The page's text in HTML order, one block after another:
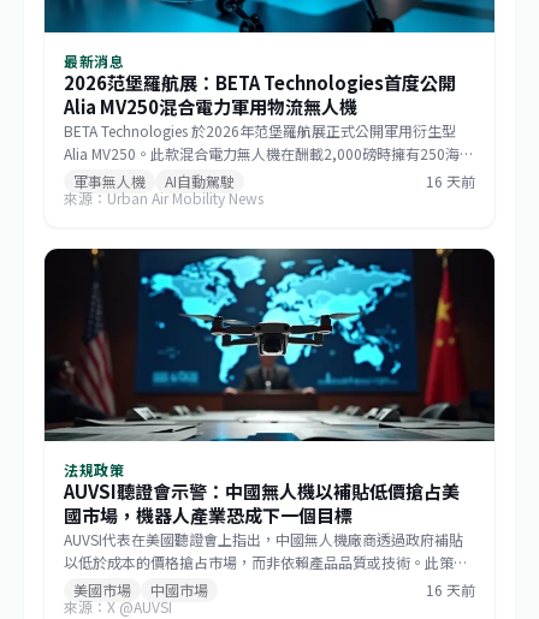
最新消息
2026范堡羅航展：BETA Technologies首度公開
Alia MV250混合電力軍用物流無人機
BETA Technologies 於2026年范堡羅航展正式公開軍用衍生型
Alia MV250。此款混合電力無人機在酬載2,000磅時擁有250海里
戰術航程，若酬載減至1,000磅則任務半徑可達750海里，巡航速
度逾170節。該機整合GE Aerospace研發的渦輪發電機與
換任務模組。BETA強調，相較於傾轉旋翼機，MV250能以更低成
本提供更遠、更快的運補能力，滿足未來分散式作戰需求。
軍事無人機 AI自動駕駛
16 天前
來源：Urban Air Mobility News
法規政策
AUVSI聽證會示警：中國無人機以補貼低價搶占美
國市場，機器人產業恐成下一個目標
AUVSI代表在美國聽證會上指出，中國無人機廠商透過政府補貼
以低於成本的價格搶占市場，而非依賴產品品質或技術。此策略
已成功主導美國消費級與商用無人機市場，如今相同模式正擴散
至機器人領域。此舉促使美國國會推動《GUARD Act》，並喚起
美國市場 中國市場
16 天前
來源：X @AUVSI